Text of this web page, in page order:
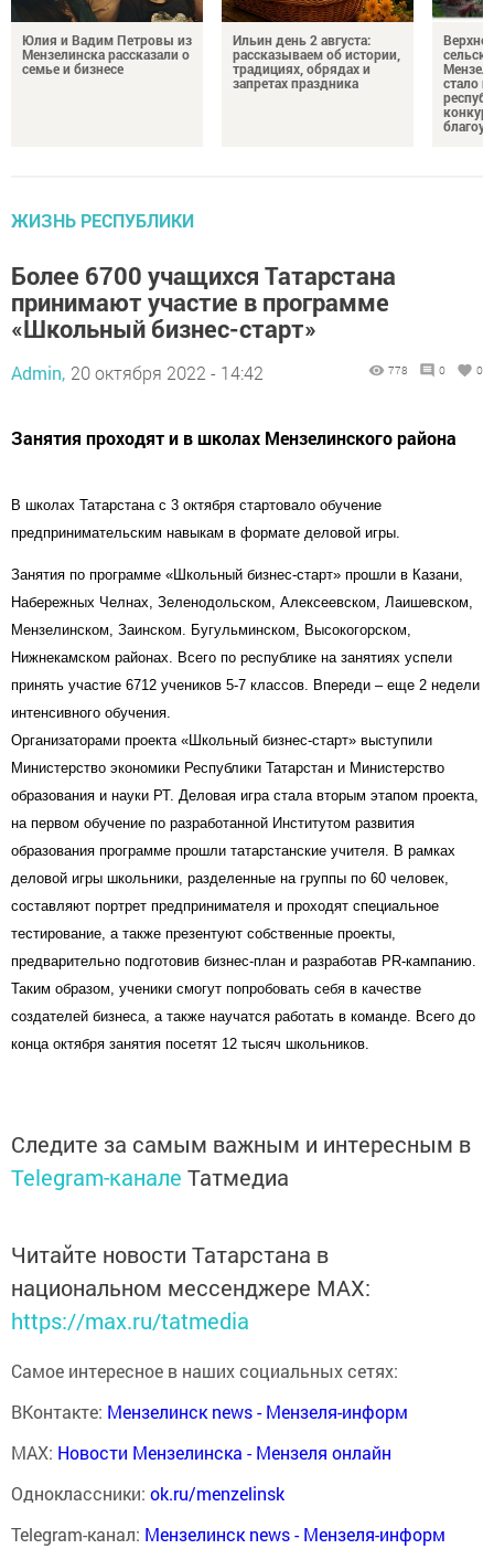
Юлия и Вадим Петровы из
Мензелинска рассказали о
семье и бизнесе
Ильин день 2 августа:
рассказываем об истории,
традициях, обрядах и
запретах праздника
стало
ЖИЗНЬ РЕСПУБЛИКИ
Более 6700 учащихся Татарстана
принимают участие в программе
«Школьный бизнес-старт»
Admin, 20 октября 2022 - 14:42 778 0 0
Занятия проходят и в школах Мензелинского района
В школах Татарстана с 3 октября стартовало обучение
предпринимательским навыкам в формате деловой игры.
Занятия по программе «Школьный бизнес-старт» прошли в Казани,
Набережных Челнах, Зеленодольском, Алексеевском, Лаишевском,
Мензелинском, Заинском. Бугульминском, Высокогорском,
Нижнекамском районах. Всего по республике на занятиях успели
принять участие 6712 учеников 5-7 классов. Впереди – еще 2 недели
интенсивного обучения.
Организаторами проекта «Школьный бизнес-старт» выступили
Министерство экономики Республики Татарстан и Министерство
образования и науки РТ. Деловая игра стала вторым этапом проекта,
на первом обучение по разработанной Институтом развития
образования программе прошли татарстанские учителя. В рамках
деловой игры школьники, разделенные на группы по 60 человек,
составляют портрет предпринимателя и проходят специальное
тестирование, а также презентуют собственные проекты,
предварительно подготовив бизнес-план и разработав PR-кампанию.
Таким образом, ученики смогут попробовать себя в качестве
создателей бизнеса, а также научатся работать в команде. Всего до
конца октября занятия посетят 12 тысяч школьников.
Следите за самым важным и интересным в
Telegram-канале Татмедиа
Читайте новости Татарстана в
национальном мессенджере MАХ:
https://max.ru/tatmedia
Самое интересное в наших социальных сетях:
ВКонтакте: Мензелинск news - Мензеля-информ
MAX: Новости Мензелинска - Мензеля онлайн
Одноклассники: ok.ru/menzelinsk
Telegram-канал: Мензелинск news - Мензеля-информ